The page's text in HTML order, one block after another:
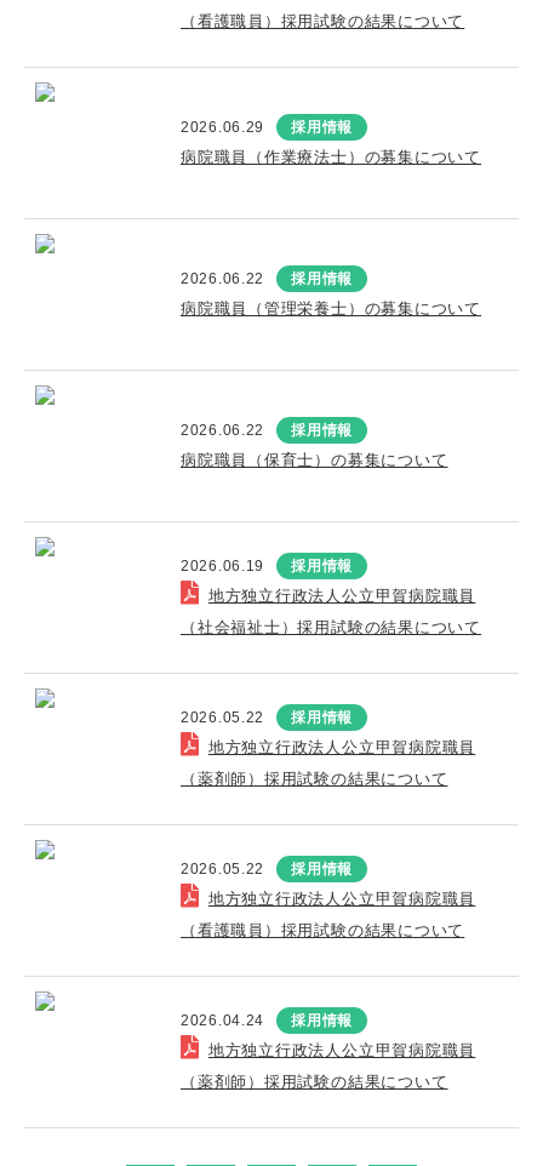
（看護職員）採用試験の結果について
2026.06.29 採用情報
病院職員（作業療法士）の募集について
2026.06.22 採用情報
病院職員（管理栄養士）の募集について
2026.06.22 採用情報
病院職員（保育士）の募集について
2026.06.19 採用情報
地方独立行政法人公立甲賀病院職員
（社会福祉士）採用試験の結果について
2026.05.22 採用情報
地方独立行政法人公立甲賀病院職員
（薬剤師）採用試験の結果について
2026.05.22 採用情報
地方独立行政法人公立甲賀病院職員
（看護職員）採用試験の結果について
2026.04.24 採用情報
地方独立行政法人公立甲賀病院職員
（薬剤師）採用試験の結果について